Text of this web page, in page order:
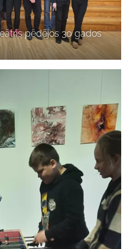
pēdējos 30 gados